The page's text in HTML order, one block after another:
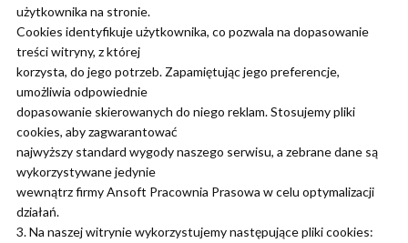
użytkownika na stronie.
Cookies identyfikuje użytkownika, co pozwala na dopasowanie
treści witryny, z której
korzysta, do jego potrzeb. Zapamiętując jego preferencje,
umożliwia odpowiednie
dopasowanie skierowanych do niego reklam. Stosujemy pliki
cookies, aby zagwarantować
najwyższy standard wygody naszego serwisu, a zebrane dane są
wykorzystywane jedynie
wewnątrz firmy Ansoft Pracownia Prasowa w celu optymalizacji
działań.
3. Na naszej witrynie wykorzystujemy następujące pliki cookies: